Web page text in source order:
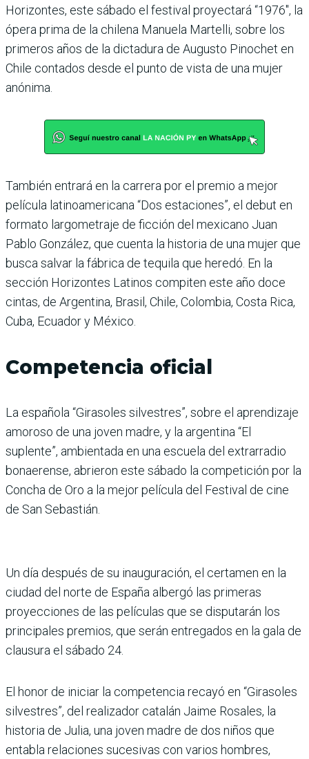
Horizontes, este sábado el festival proyectará “1976″, la
ópera prima de la chilena Manuela Martelli, sobre los
primeros años de la dictadura de Augusto Pinochet en
Chile contados desde el punto de vista de una mujer
anónima.
También entrará en la carrera por el premio a mejor
película latinoamericana “Dos estaciones”, el debut en
formato largometraje de ficción del mexicano Juan
Pablo González, que cuenta la historia de una mujer que
busca salvar la fábrica de tequila que heredó. En la
sección Horizontes Latinos compiten este año doce
cintas, de Argentina, Brasil, Chile, Colombia, Costa Rica,
Cuba, Ecuador y México.
Competencia oficial
La española “Girasoles silvestres”, sobre el aprendizaje
amoroso de una joven madre, y la argentina “El
suplente”, ambientada en una escuela del extrarradio
bonaerense, abrieron este sábado la competición por la
Concha de Oro a la mejor película del Festival de cine
de San Sebastián.
Un día después de su inauguración, el certamen en la
ciudad del norte de España albergó las primeras
proyecciones de las películas que se disputarán los
principales premios, que serán entregados en la gala de
clausura el sábado 24.
El honor de iniciar la competencia recayó en “Girasoles
silvestres”, del realizador catalán Jaime Rosales, la
historia de Julia, una joven madre de dos niños que
entabla relaciones sucesivas con varios hombres,